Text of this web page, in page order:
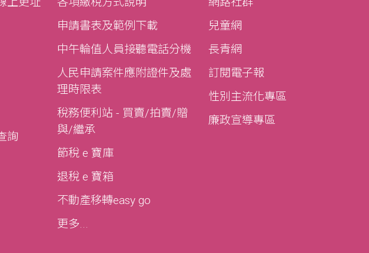
詢
申請書表及範例下載
中午輪值人員接聽電話分機
人民申請案件應附證件及處
理時限表
稅務便利站 - 買賣/拍賣/贈
與/繼承
節稅 e 寶庫
退稅 e 寶箱
不動產移轉easy go
更多...
兒童網
長青網
訂閱電子報
性別主流化專區
廉政宣導專區